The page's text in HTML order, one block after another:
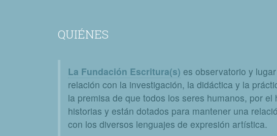
QUIÉNES
La Fundación Escritura(s) es observatorio y
relación con la investigación, la didáctica y la
la premisa de que todos los seres humanos, por
historias y están dotados para mantener una
con los diversos lenguajes de expresión artística.